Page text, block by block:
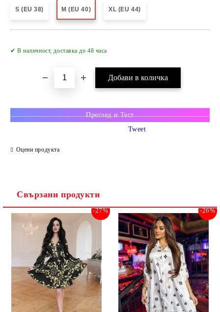
S (EU 38) M (EU 40) XL (EU 44)
✔ В наличност, доставка до 48 часа
Преглед и Тест
Оцени продукта
Tweet
Свързани продукти
-27% -26%